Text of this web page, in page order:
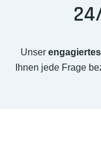
Unser
Ihnen jede Frage